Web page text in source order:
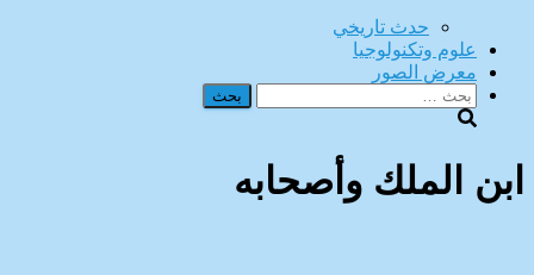
حدث تاريخي
علوم وتكنولوجيا
معرض الصور
البحث
عن:
ابن الملك وأصحابه